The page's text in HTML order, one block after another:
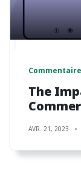
The
AVR. 21, 2023